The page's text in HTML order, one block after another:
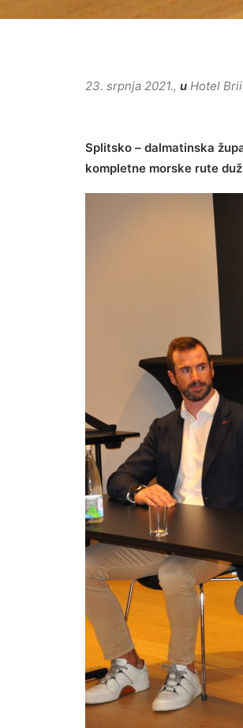
23. srpnja 2021., u Hotel
Splitsko – dalmatinska
kompletne morske rute